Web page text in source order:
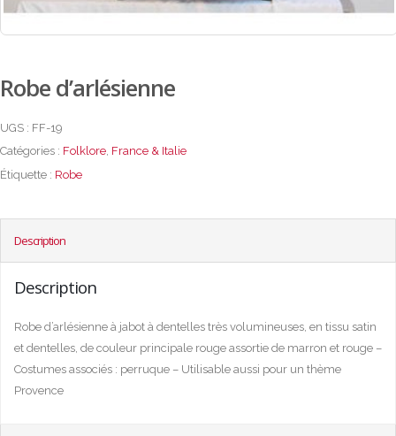
Robe d’arlésienne
UGS : FF-19
Catégories : Folklore, France & Italie
Étiquette : Robe
Description
Description
Robe d’arlésienne à jabot à dentelles très volumineuses, en tissu satin
et dentelles, de couleur principale rouge assortie de marron et rouge –
Costumes associés : perruque – Utilisable aussi pour un thème
Provence